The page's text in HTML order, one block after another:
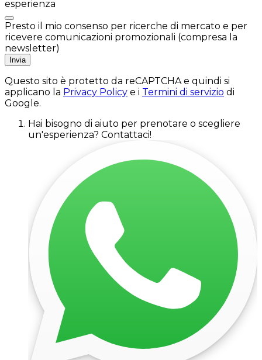
esperienza
Presto il mio consenso per ricerche di mercato e per
ricevere comunicazioni promozionali (compresa la
newsletter)
Invia
Questo sito è protetto da reCAPTCHA e quindi si
applicano la Privacy Policy e i Termini di servizio di
Google.
Hai bisogno di aiuto per prenotare o scegliere
un'esperienza? Contattaci!